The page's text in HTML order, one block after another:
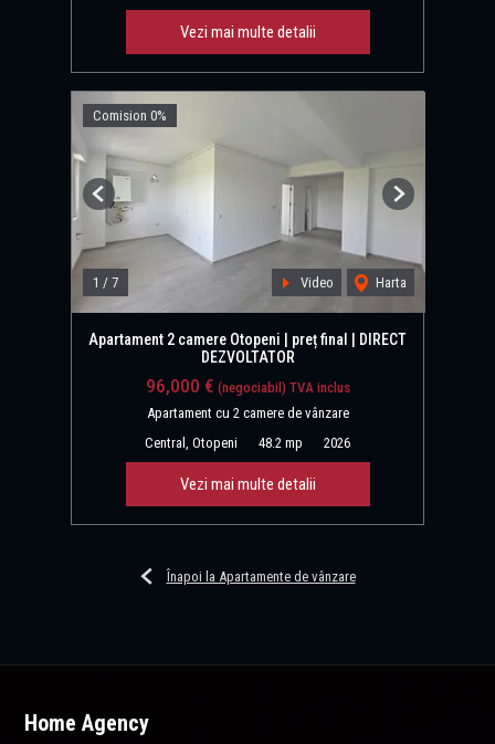
Vezi mai multe detalii
Comision 0%
1 / 7 Video Harta
Previous Next
Apartament 2 camere Otopeni | preț final | DIRECT
DEZVOLTATOR
96,000 € (negociabil) TVA inclus
Apartament cu 2 camere de vânzare
Central, Otopeni
48.2 mp 2026
Vezi mai multe detalii
Înapoi la Apartamente de vânzare
Home Agency